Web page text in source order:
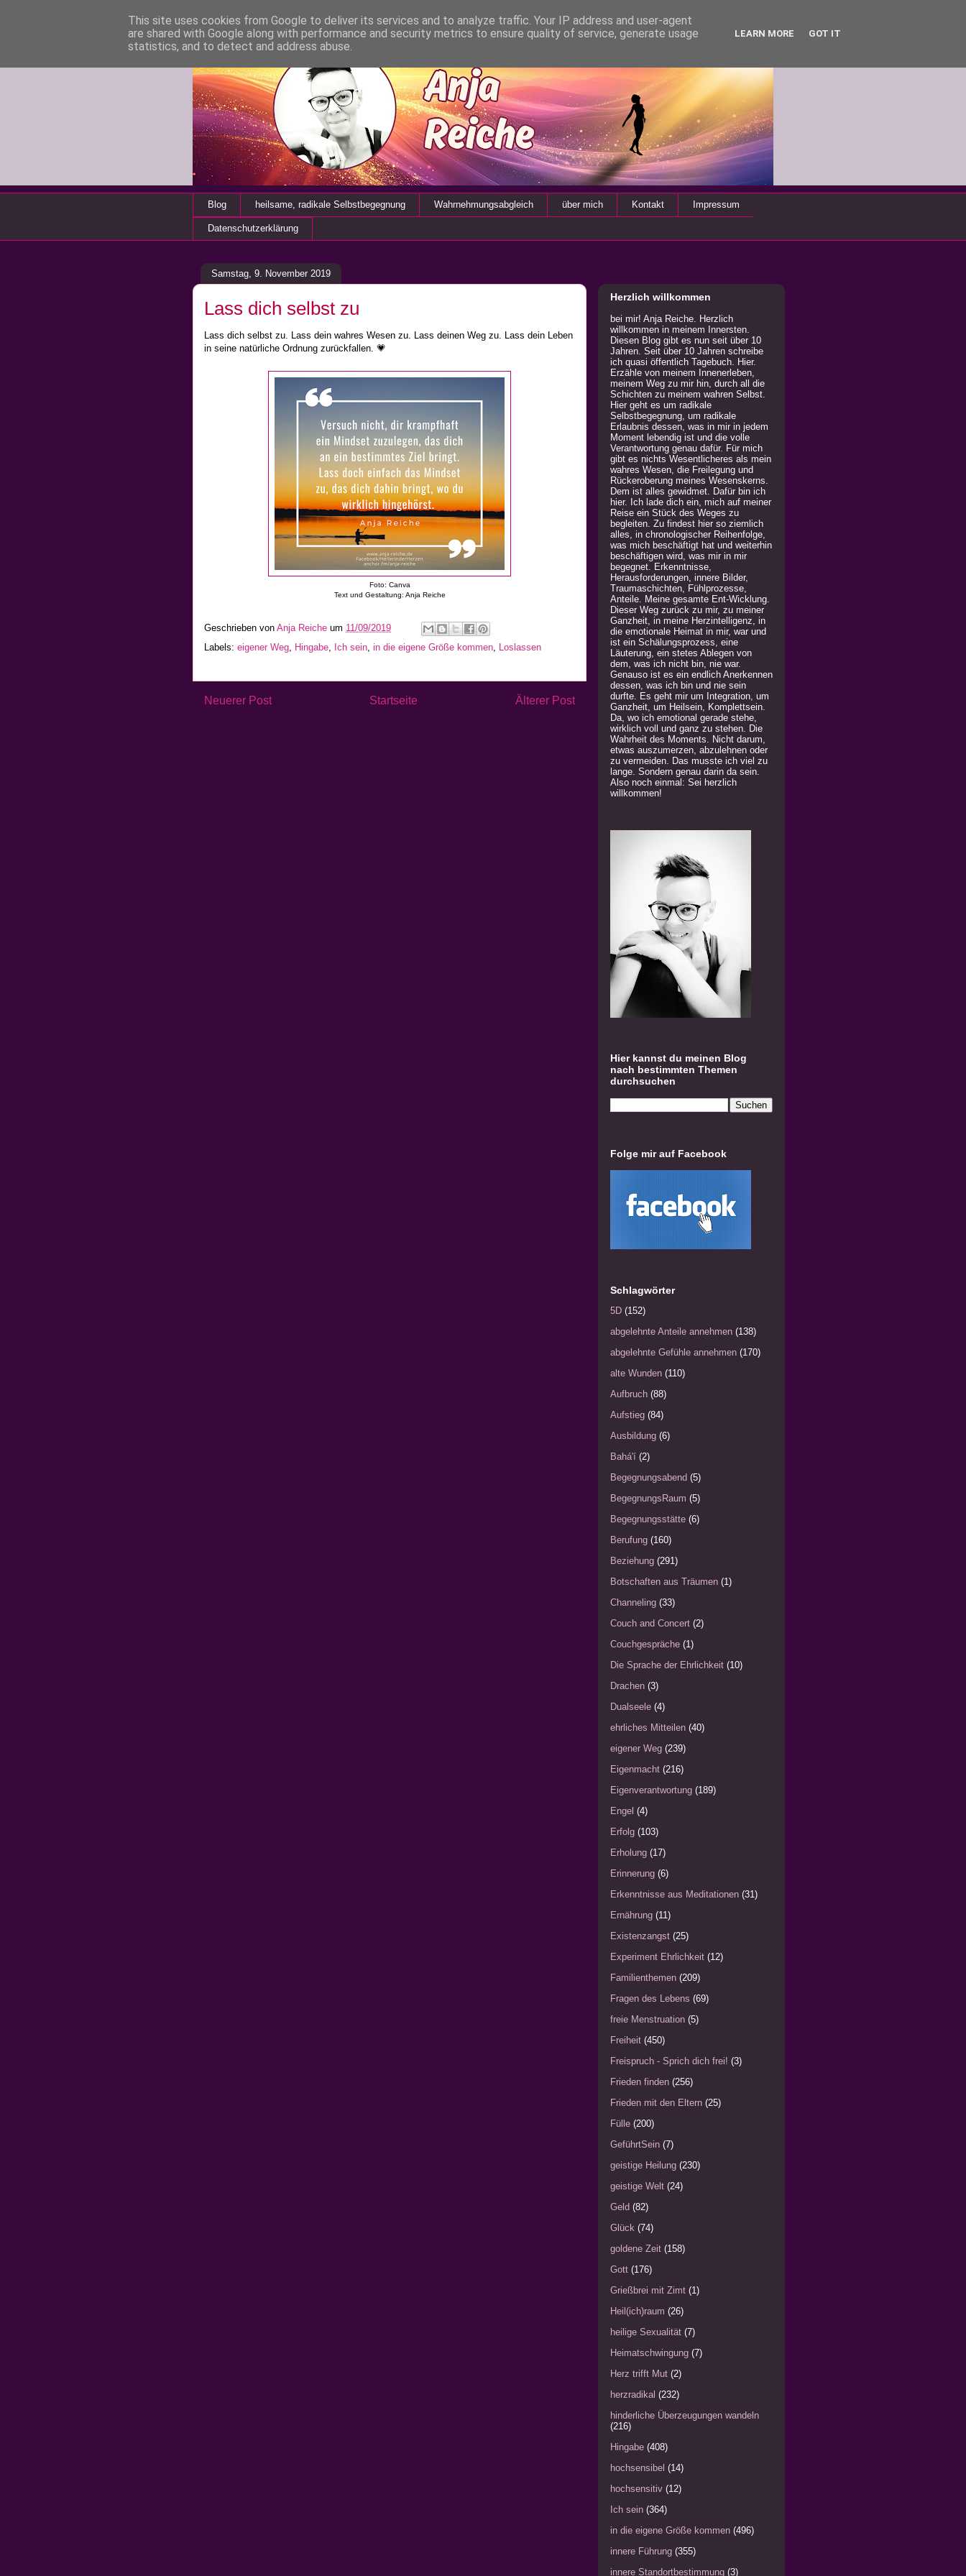
Blog heilsame, radikale Selbstbegegnung Wahrnehmungsabgleich über mich Kontakt Impressum
Datenschutzerklärung
Samstag, 9. November 2019
Lass dich selbst zu
Lass dich selbst zu. Lass dein wahres Wesen zu. Lass deinen Weg zu. Lass dein Leben
in seine natürliche Ordnung zurückfallen. 💗
Foto: Canva
Text und Gestaltung: Anja Reiche
Geschrieben von Anja Reiche um 11/09/2019
Labels: eigener Weg, Hingabe, Ich sein, in die eigene Größe kommen, Loslassen
Neuerer Post Älterer Post
Startseite
Herzlich willkommen
bei mir! Anja Reiche. Herzlich
willkommen in meinem Innersten.
Diesen Blog gibt es nun seit über 10
Jahren. Seit über 10 Jahren schreibe
ich quasi öffentlich Tagebuch. Hier.
Erzähle von meinem Innenerleben,
meinem Weg zu mir hin, durch all die
Schichten zu meinem wahren Selbst.
Hier geht es um radikale
Selbstbegegnung, um radikale
Erlaubnis dessen, was in mir in jedem
Moment lebendig ist und die volle
Verantwortung genau dafür. Für mich
gibt es nichts Wesentlicheres als mein
wahres Wesen, die Freilegung und
Rückeroberung meines Wesenskerns.
Dem ist alles gewidmet. Dafür bin ich
hier. Ich lade dich ein, mich auf meiner
Reise ein Stück des Weges zu
begleiten. Zu findest hier so ziemlich
alles, in chronologischer Reihenfolge,
was mich beschäftigt hat und weiterhin
beschäftigen wird, was mir in mir
begegnet. Erkenntnisse,
Herausforderungen, innere Bilder,
Traumaschichten, Fühlprozesse,
Anteile. Meine gesamte Ent-Wicklung.
Dieser Weg zurück zu mir, zu meiner
Ganzheit, in meine Herzintelligenz, in
die emotionale Heimat in mir, war und
ist ein Schälungsprozess, eine
Läuterung, ein stetes Ablegen von
dem, was ich nicht bin, nie war.
Genauso ist es ein endlich Anerkennen
dessen, was ich bin und nie sein
durfte. Es geht mir um Integration, um
Ganzheit, um Heilsein, Komplettsein.
Da, wo ich emotional gerade stehe,
wirklich voll und ganz zu stehen. Die
Wahrheit des Moments. Nicht darum,
etwas auszumerzen, abzulehnen oder
zu vermeiden. Das musste ich viel zu
lange. Sondern genau darin da sein.
Also noch einmal: Sei herzlich
willkommen!
Hier kannst du meinen Blog
nach bestimmten Themen
durchsuchen
Folge mir auf Facebook
Schlagwörter
5D (152)
abgelehnte Anteile annehmen (138)
abgelehnte Gefühle annehmen (170)
alte Wunden (110)
Aufbruch (88)
Aufstieg (84)
Ausbildung (6)
Bahá'í (2)
Begegnungsabend (5)
BegegnungsRaum (5)
Begegnungsstätte (6)
Berufung (160)
Beziehung (291)
Botschaften aus Träumen (1)
Channeling (33)
Couch and Concert (2)
Couchgespräche (1)
Die Sprache der Ehrlichkeit (10)
Drachen (3)
Dualseele (4)
ehrliches Mitteilen (40)
eigener Weg (239)
Eigenmacht (216)
Eigenverantwortung (189)
Engel (4)
Erfolg (103)
Erholung (17)
Erinnerung (6)
Erkenntnisse aus Meditationen (31)
Ernährung (11)
Existenzangst (25)
Experiment Ehrlichkeit (12)
Familienthemen (209)
Fragen des Lebens (69)
freie Menstruation (5)
Freiheit (450)
Freispruch - Sprich dich frei! (3)
Frieden finden (256)
Frieden mit den Eltern (25)
Fülle (200)
GeführtSein (7)
geistige Heilung (230)
geistige Welt (24)
Geld (82)
Glück (74)
goldene Zeit (158)
Gott (176)
Grießbrei mit Zimt (1)
Heil(ich)raum (26)
heilige Sexualität (7)
Heimatschwingung (7)
Herz trifft Mut (2)
herzradikal (232)
hinderliche Überzeugungen wandeln
(216)
Hingabe (408)
hochsensibel (14)
hochsensitiv (12)
Ich sein (364)
in die eigene Größe kommen (496)
innere Führung (355)
innere Standortbestimmung (3)
This site uses cookies from Google to deliver its services and to analyze traffic. Your IP address and user-agent
are shared with Google along with performance and security metrics to ensure quality of service, generate usage
statistics, and to detect and address abuse.
LEARN MORE GOT IT